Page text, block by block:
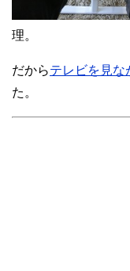
理。
だからテレビを見な
た。